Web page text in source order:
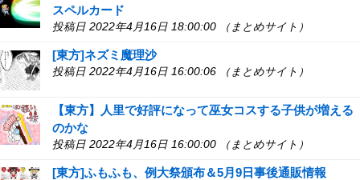
スペルカード
投稿日 2022年4月16日 18:00:00 （まとめサイト）
[東方]ネズミ魔理沙
投稿日 2022年4月16日 16:00:06 （まとめサイト）
【東方】人里で好評になって巫女コスする子供が増える
のかな
投稿日 2022年4月16日 16:00:00 （まとめサイト）
[東方]ふもふも、例大祭頒布＆5月9日事後通販情報